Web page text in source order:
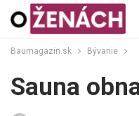
Baumagazin.sk Bývanie
Sauna